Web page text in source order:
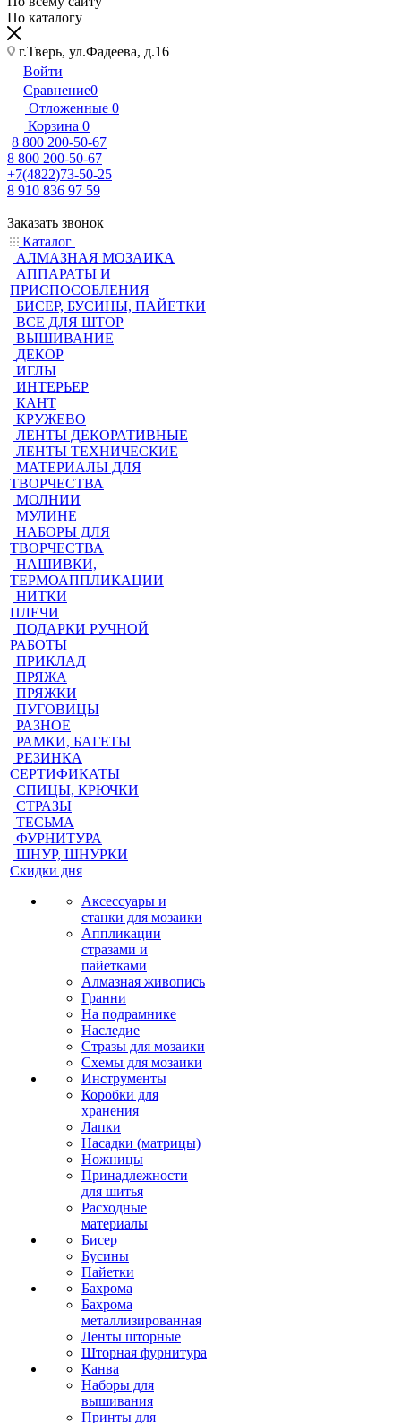
По каталогу
г.Тверь, ул.Фадеева, д.16
Войти
Сравнение0
Отложенные 0
Корзина 0
8 800 200-50-67
8 800 200-50-67
+7(4822)73-50-25
8 910 836 97 59
Заказать звонок
Каталог
АЛМАЗНАЯ МОЗАИКА
АППАРАТЫ И
ПРИСПОСОБЛЕНИЯ
БИСЕР, БУСИНЫ, ПАЙЕТКИ
ВСЕ ДЛЯ ШТОР
ВЫШИВАНИЕ
ДЕКОР
ИГЛЫ
ИНТЕРЬЕР
КАНТ
КРУЖЕВО
ЛЕНТЫ ДЕКОРАТИВНЫЕ
ЛЕНТЫ ТЕХНИЧЕСКИЕ
МАТЕРИАЛЫ ДЛЯ
ТВОРЧЕСТВА
МОЛНИИ
МУЛИНЕ
НАБОРЫ ДЛЯ
ТВОРЧЕСТВА
НАШИВКИ,
ТЕРМОАППЛИКАЦИИ
НИТКИ
ПЛЕЧИ
ПОДАРКИ РУЧНОЙ
РАБОТЫ
ПРИКЛАД
ПРЯЖА
ПРЯЖКИ
ПУГОВИЦЫ
РАЗНОЕ
РАМКИ, БАГЕТЫ
РЕЗИНКА
СЕРТИФИКАТЫ
СПИЦЫ, КРЮЧКИ
СТРАЗЫ
ТЕСЬМА
ФУРНИТУРА
ШНУР, ШНУРКИ
Скидки дня
Аксессуары и
станки для мозаики
Аппликации
стразами и
пайетками
Алмазная живопись
Гранни
На подрамнике
Наследие
Стразы для мозаики
Схемы для мозаики
Инструменты
Коробки для
хранения
Лапки
Насадки (матрицы)
Ножницы
Принадлежности
для шитья
Расходные
материалы
Бисер
Бусины
Пайетки
Бахрома
Бахрома
металлизированная
Ленты шторные
Шторная фурнитура
Канва
Наборы для
вышивания
Принты для